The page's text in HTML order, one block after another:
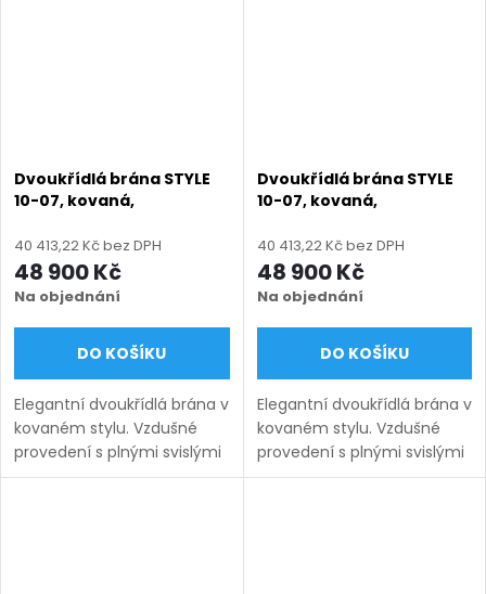
Dvoukřídlá brána STYLE
10-07, kovaná,
(šířka 1500–6000 mm,
výška 1000–1750 mm),
šedá RAL 7030 matná
40 413,22 Kč bez DPH
48 900 Kč
Na objednání
DO KOŠÍKU
Elegantní dvoukřídlá brána v
kovaném stylu. Vzdušné
provedení s plnými svislými
pruty 12×12 mm působí
Dvoukřídlá brána STYLE
10-07, kovaná,
(šířka 1500–6000 mm,
výška 1000–1750 mm),
zelená RAL 6005 matná
40 413,22 Kč bez DPH
48 900 Kč
Na objednání
DO KOŠÍKU
Elegantní dvoukřídlá brána v
kovaném stylu. Vzdušné
provedení s plnými svislými
pruty 12×12 mm působí